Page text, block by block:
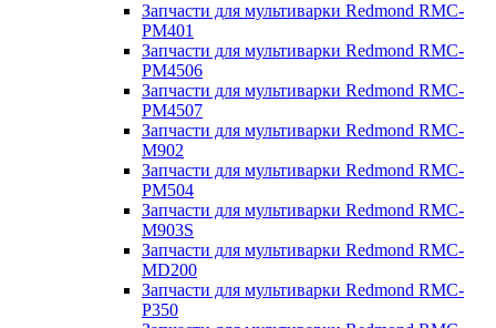
Запчасти для мультиварки Redmond RMC-
PM401
Запчасти для мультиварки Redmond RMC-
PM4506
Запчасти для мультиварки Redmond RMC-
PM4507
Запчасти для мультиварки Redmond RMC-
M902
Запчасти для мультиварки Redmond RMC-
PM504
Запчасти для мультиварки Redmond RMC-
M903S
Запчасти для мультиварки Redmond RMC-
MD200
Запчасти для мультиварки Redmond RMC-
P350